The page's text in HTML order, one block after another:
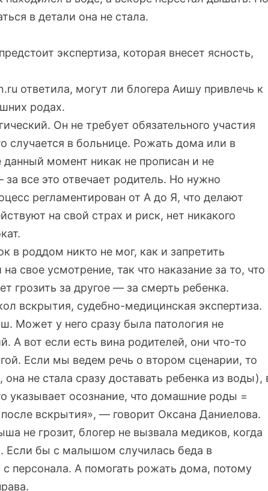
в детали она не стала.
экспертиза, которая внесет ясность,
ответила, могут ли блогера Аишу привлечь к
родах.
Он не требует обязательного участия
случается в больнице. Рожать дома или в
момент никак не прописан и не
все это отвечает родитель. Но нужно
регламентирован от А до Я, что делают
на свой страх и риск, нет никакого
в роддом никто не мог, как и запретить
свое усмотрение, так что наказание за то, что
грозить за другое — за смерть ребенка.
вскрытия, судебно-медицинская экспертиза.
Может у него сразу была патология не
вот если есть вина родителей, они что-то
Если мы ведем речь о втором сценарии, то
не стала сразу доставать ребенка из воды),
указывает осознание, что домашние роды =
вскрытия», — говорит Оксана Даниелова.
не грозит, блогер не вызвала медиков, когда
Если бы с малышом случилась беда в
персонала. А помогать рожать дома, потому